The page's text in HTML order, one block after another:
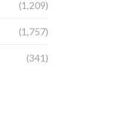
(1,209)
(1,757)
(341)